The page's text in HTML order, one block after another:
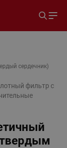
сердечник)
фильтр с